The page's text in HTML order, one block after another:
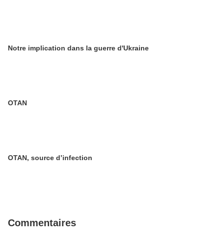
Notre implication dans la guerre d'Ukraine
OTAN
OTAN, source d’infection
Commentaires